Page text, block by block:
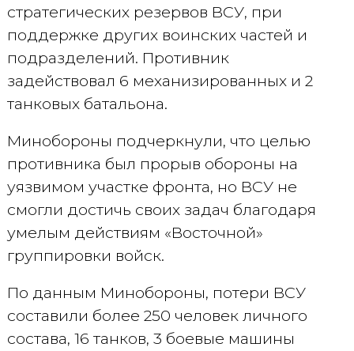
стратегических резервов ВСУ, при
поддержке других воинских частей и
подразделений. Противник
задействовал 6 механизированных и 2
танковых батальона.
Минобороны подчеркнули, что целью
противника был прорыв обороны на
уязвимом участке фронта, но ВСУ не
смогли достичь своих задач благодаря
умелым действиям «Восточной»
группировки войск.
По данным Минобороны, потери ВСУ
составили более 250 человек личного
состава, 16 танков, 3 боевые машины